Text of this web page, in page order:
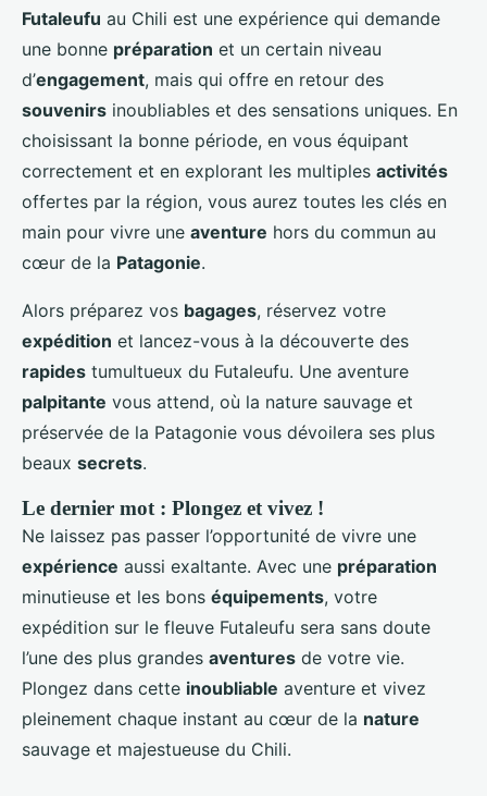
Futaleufu au Chili est une expérience qui demande
une bonne préparation et un certain niveau
d’engagement, mais qui offre en retour des
souvenirs inoubliables et des sensations uniques. En
choisissant la bonne période, en vous équipant
correctement et en explorant les multiples activités
offertes par la région, vous aurez toutes les clés en
main pour vivre une aventure hors du commun au
cœur de la Patagonie.
Alors préparez vos bagages, réservez votre
expédition et lancez-vous à la découverte des
rapides tumultueux du Futaleufu. Une aventure
palpitante vous attend, où la nature sauvage et
préservée de la Patagonie vous dévoilera ses plus
beaux secrets.
Le dernier mot : Plongez et vivez !
Ne laissez pas passer l’opportunité de vivre une
expérience aussi exaltante. Avec une préparation
minutieuse et les bons équipements, votre
expédition sur le fleuve Futaleufu sera sans doute
l’une des plus grandes aventures de votre vie.
Plongez dans cette inoubliable aventure et vivez
pleinement chaque instant au cœur de la nature
sauvage et majestueuse du Chili.